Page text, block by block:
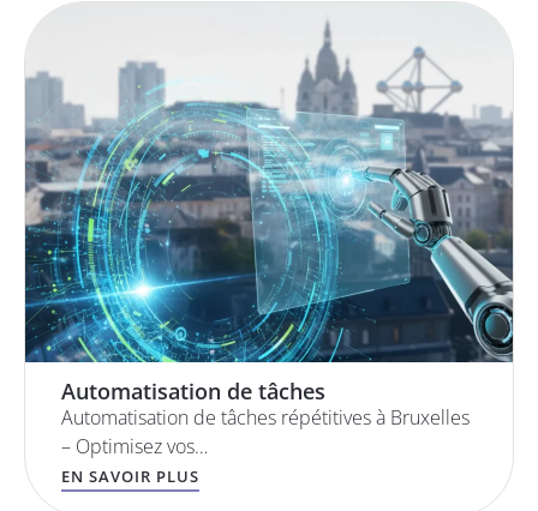
Automatisation de tâches
Automatisation de tâches répétitives à Bruxelles
– Optimisez vos…
EN SAVOIR PLUS